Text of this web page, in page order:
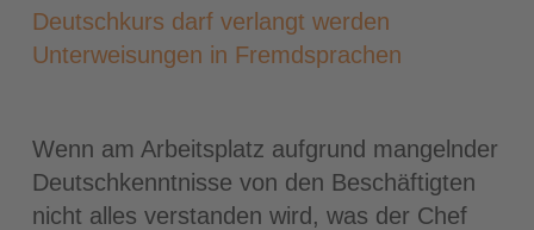
Deutschkurs darf verlangt werden
Unterweisungen in Fremdsprachen
Wenn am Arbeitsplatz aufgrund mangelnder
Deutschkenntnisse von den Beschäftigten
nicht alles verstanden wird, was der Chef